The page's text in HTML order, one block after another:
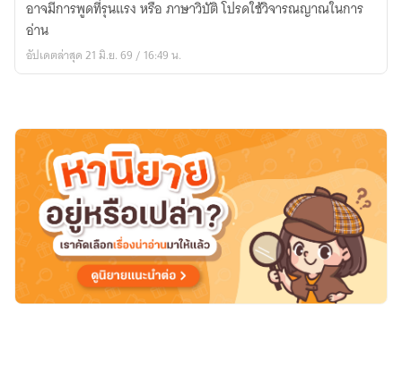
โรงเรียน
หญิง
ล้วน
อาจมีการพูดที่รุนแรง หรือ ภาษาวิบัติ โปรดใช้วิจารณญาณในการ
อ่าน
อัปเดตล่าสุด 21 มิ.ย. 69 / 16:49 น.